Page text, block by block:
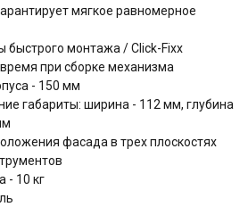
мягкое равномерное
быстрого монтажа / Click-Fixx
при сборке механизма
- 150 мм
габариты: ширина - 112 мм, глубина
фасада в трех плоскостях
- 10 кг